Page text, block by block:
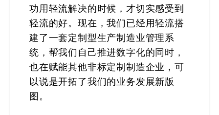
决
方
案
_
低
功用轻流解决的时候，才切实感受到
轻流的好。现在，我们已经用轻流搭
建了一套定制型生产制造业管理系
统，帮我们自己推进数字化的同时，
也在赋能其他非标定制制造企业，可
以说是开拓了我们的业务发展新版
图。